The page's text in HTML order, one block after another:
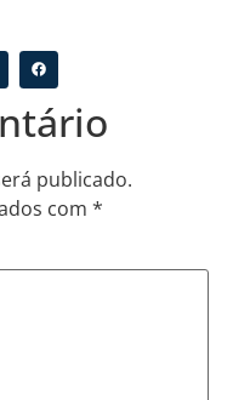
publicado.
com *